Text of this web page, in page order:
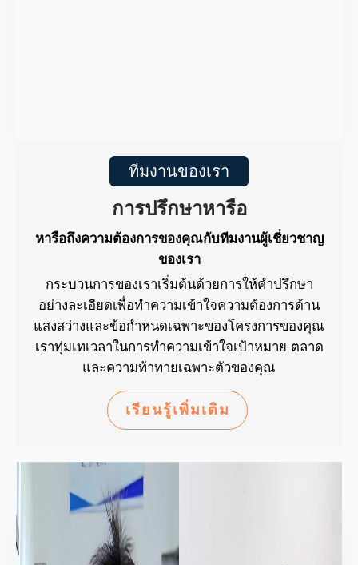
ทีมงานของเรา
การปรึกษาหารือ
หารือถึงความต้องการของคุณกับทีมงานผู้เชี่ยวชาญ
ของเรา
กระบวนการของเราเริ่มต้นด้วยการให้คำปรึกษา
อย่างละเอียดเพื่อทำความเข้าใจความต้องการด้าน
แสงสว่างและข้อกำหนดเฉพาะของโครงการของคุณ
เราทุ่มเทเวลาในการทำความเข้าใจเป้าหมาย ตลาด
และความท้าทายเฉพาะตัวของคุณ
เรียนรู้เพิ่มเติม